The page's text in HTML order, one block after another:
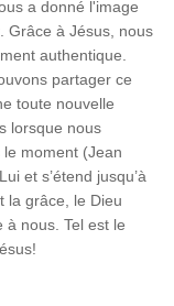
a donné l'image
Grâce à Jésus, nous
authentique.
partager ce
toute nouvelle
lorsque nous
moment (Jean
et s’étend jusqu’à
la grâce, le Dieu
nous. Tel est le